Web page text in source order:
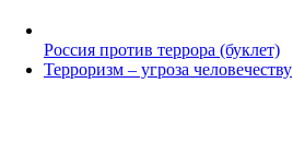
Россия против террора (буклет)
Терроризм – угроза человечеству